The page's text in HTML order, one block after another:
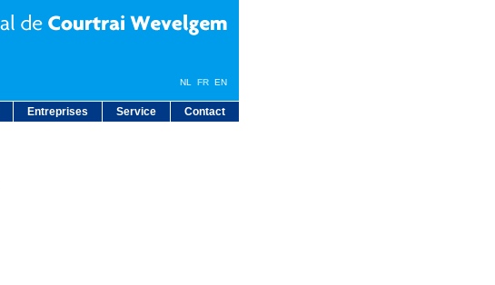
Entreprises Service Contact
NL FR EN